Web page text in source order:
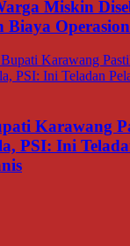
Miskin
Biaya
Karawang
PSI: Ini